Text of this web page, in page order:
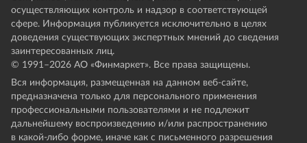
осуществляющих контроль и надзор в соответствующей
сфере. Информация публикуется исключительно в целях
доведения существующих экспертных мнений до сведения
заинтересованных лиц.
© 1991–2026 АО «Финмаркет». Все права защищены.
Вся информация, размещенная на данном веб-сайте,
предназначена только для персонального применения
профессиональными пользователями и не подлежит
дальнейшему воспроизведению и/или распространению
в какой-либо форме, иначе как с письменного разрешения